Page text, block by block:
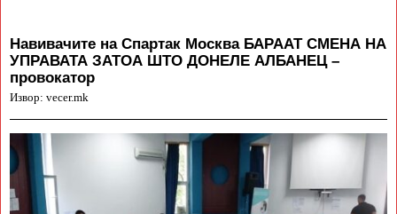
Навивачите на Спартак Москва БАРААТ СМЕНА НА
УПРАВАТА ЗАТОА ШТО ДОНЕЛЕ АЛБАНЕЦ –
провокатор
Извор: vecer.mk